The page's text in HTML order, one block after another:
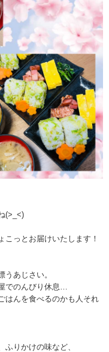
(>_<)
こっとお届けいたします！
うあじさい。
でのんびり休息…
はんを食べるのかも人それ
りかけの味など、